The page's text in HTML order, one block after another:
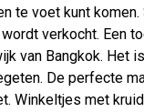
te voet kunt
verkocht. Een
van Bangkok. Het
De perfecte
Winkeltjes met